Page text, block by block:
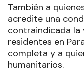
También a
acredite una
contraindicada la
residentes en
completa y a
humanitarios.